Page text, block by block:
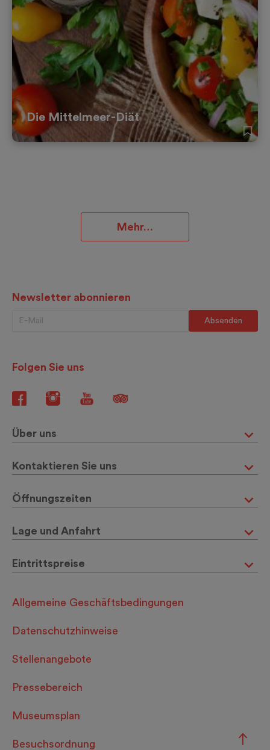
Die Mittelmeer-Diät
Mehr…
Newsletter abonnieren
Folgen Sie uns
Über uns
Kontaktieren Sie uns
Öffnungszeiten
Lage und Anfahrt
Eintrittspreise
Allgemeine Geschäftsbedingungen
Datenschutzhinweise
Stellenangebote
Pressebereich
Museumsplan
Besuchsordnung